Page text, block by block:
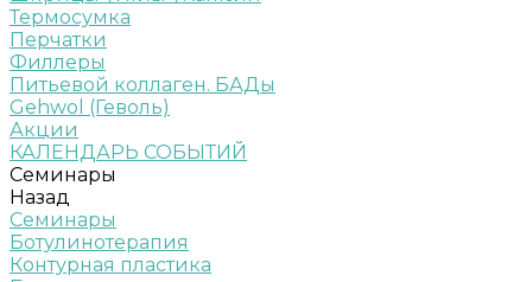
Термосумка
Перчатки
Филлеры
Питьевой коллаген. БАДы
Gehwol (Геволь)
Акции
КАЛЕНДАРЬ СОБЫТИЙ
Семинары
Назад
Семинары
Ботулинотерапия
Контурная пластика